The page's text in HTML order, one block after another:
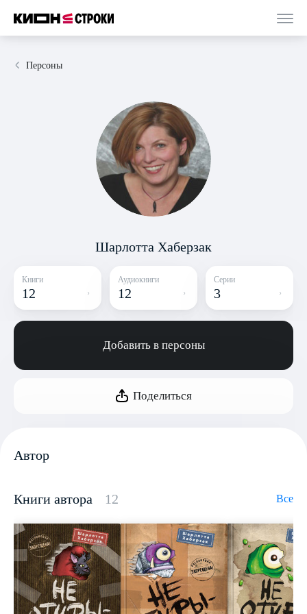
Персоны
Шарлотта Хаберзак
Книги
12
Аудиокниги
12
Серии
3
Добавить в персоны
Поделиться
Автор
Книги автора 12 Все